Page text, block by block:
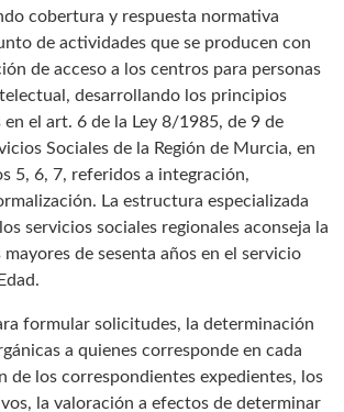
cobertura y respuesta normativa
de actividades que se producen con
de acceso a los centros para personas
desarrollando los principios
en el art. 6 de la Ley 8/1985, de 9 de
Sociales de la Región de Murcia, en
5, 6, 7, referidos a integración,
La estructura especializada
servicios sociales regionales aconseja la
de sesenta años en el servicio
formular solicitudes, la determinación
a quienes corresponde en cada
de los correspondientes expedientes, los
la valoración a efectos de determinar